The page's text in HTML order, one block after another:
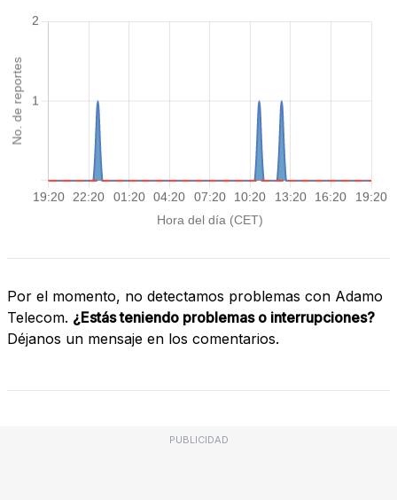
Por el momento, no detectamos problemas con Adamo
Telecom. ¿Estás teniendo problemas o interrupciones?
Déjanos un mensaje en los comentarios.
PUBLICIDAD